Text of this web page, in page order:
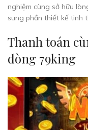
nghiệm cùng sở hữu
sung phần thiết kế tinh
Thanh toán
dòng 79king